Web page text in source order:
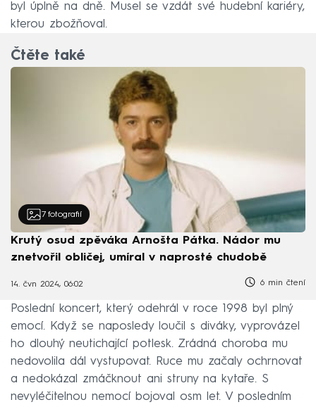
byl úplně na dně. Musel se vzdát své hudební kariéry,
kterou zbožňoval.
Čtěte také
7 fotografií
Krutý osud zpěváka Arnošta Pátka. Nádor mu
znetvořil obličej, umíral v naprosté chudobě
14. čvn 2024, 06:02 6 min čtení
Poslední koncert, který odehrál v roce 1998 byl plný
emocí. Když se naposledy loučil s diváky, vyprovázel
ho dlouhý neutichající potlesk. Zrádná choroba mu
nedovolila dál vystupovat. Ruce mu začaly ochrnovat
a nedokázal zmáčknout ani struny na kytaře. S
nevyléčitelnou nemocí bojoval osm let. V posledním